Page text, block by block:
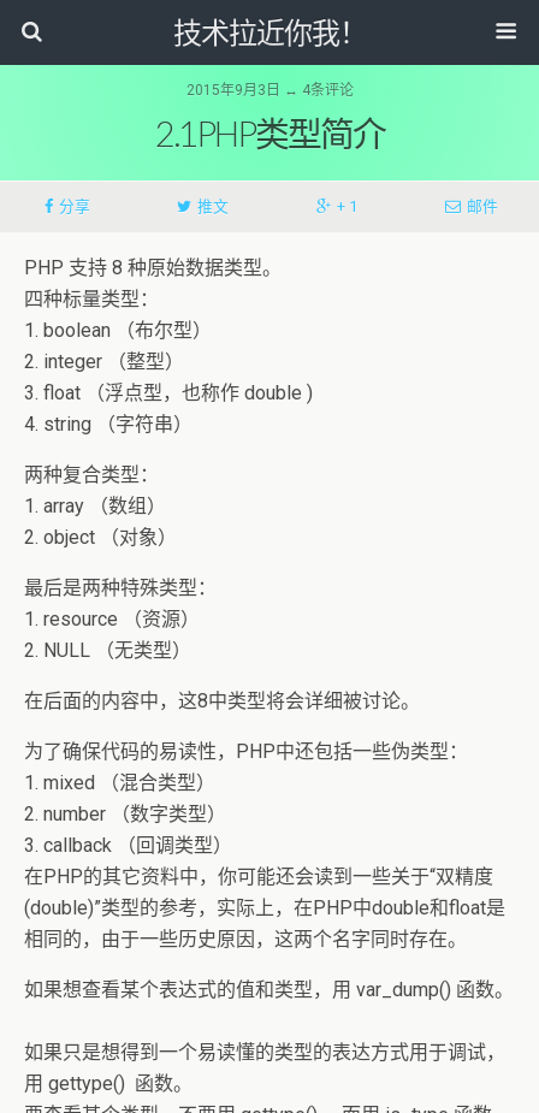
技术拉近你我！
2015年9月3日 ↔ 4条评论
2.1PHP类型简介
分享 推文 + 1 邮件
PHP 支持 8 种原始数据类型。
四种标量类型：
1. boolean （布尔型）
2. integer （整型）
3. float （浮点型，也称作 double )
4. string （字符串）
两种复合类型：
1. array （数组）
2. object （对象）
最后是两种特殊类型：
1. resource （资源）
2. NULL （无类型）
在后面的内容中，这8中类型将会详细被讨论。
为了确保代码的易读性，PHP中还包括一些伪类型：
1. mixed （混合类型）
2. number （数字类型）
3. callback （回调类型）
在PHP的其它资料中，你可能还会读到一些关于“双精度
(double)”类型的参考，实际上，在PHP中double和float是
相同的，由于一些历史原因，这两个名字同时存在。
如果想查看某个表达式的值和类型，用 var_dump() 函数。
如果只是想得到一个易读懂的类型的表达方式用于调试，
用 gettype() 函数。